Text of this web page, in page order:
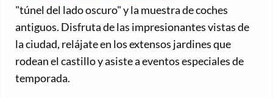
"túnel del lado oscuro" y la muestra de coches
antiguos. Disfruta de las impresionantes vistas de
la ciudad, relájate en los extensos jardines que
rodean el castillo y asiste a eventos especiales de
temporada.